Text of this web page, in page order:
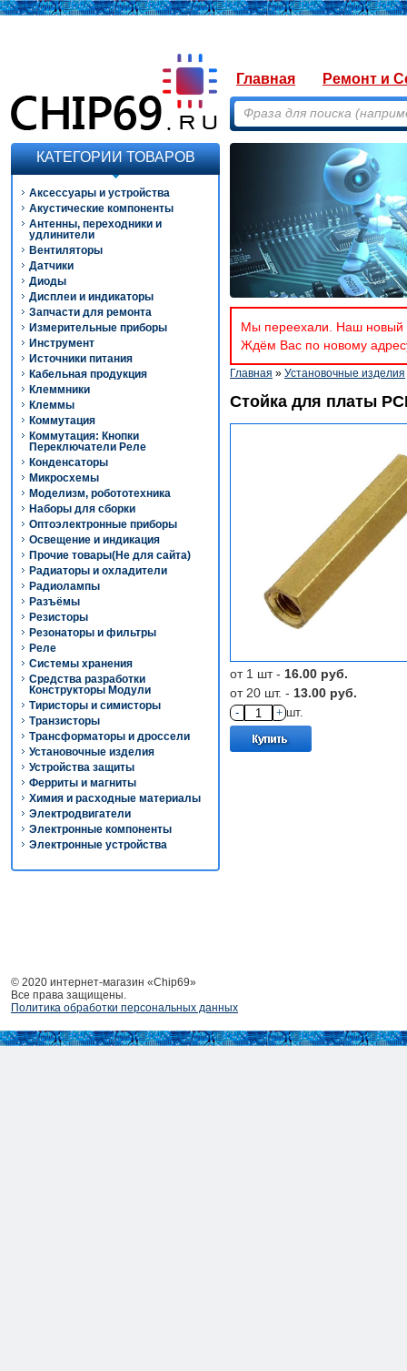
Главная Ремонт и
КАТЕГОРИИ ТОВАРОВ
Аксессуары и устройства
Акустические компоненты
Антенны, переходники и
удлинители
Вентиляторы
Датчики
Диоды
Дисплеи и индикаторы
Запчасти для ремонта
Измерительные приборы
Инструмент
Источники питания
Кабельная продукция
Клеммники
Клеммы
Коммутация
Коммутация: Кнопки
Переключатели Реле
Конденсаторы
Микросхемы
Моделизм, робототехника
Наборы для сборки
Оптоэлектронные приборы
Освещение и индикация
Прочие товары(Не для сайта)
Радиаторы и охладители
Радиолампы
Разъёмы
Резисторы
Резонаторы и фильтры
Реле
Системы хранения
Средства разработки
Конструкторы Модули
Тиристоры и симисторы
Транзисторы
Трансформаторы и дроссели
Установочные изделия
Устройства защиты
Ферриты и магниты
Химия и расходные материалы
Электродвигатели
Электронные компоненты
Электронные устройства
Мы переехали. Наш новый
Ждём Вас по новому
Главная » Установочные изделия
Стойка для платы
от 1 шт - 16.00 руб.
от 20 шт. - 13.00 руб.
- + шт.
© 2020 интернет-магазин «Chip69»
Все права защищены.
Политика обработки персональных данных